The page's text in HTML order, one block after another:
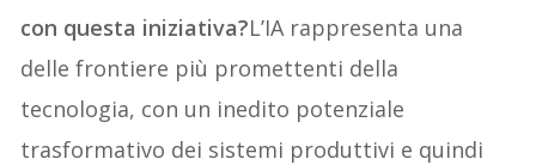
con questa iniziativa?L’IA rappresenta una
delle frontiere più promettenti della
tecnologia, con un inedito potenziale
trasformativo dei sistemi produttivi e quindi